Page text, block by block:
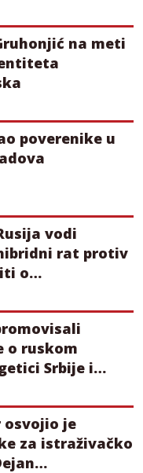
na meti
poverenike u
vodi
rat protiv
o
o ruskom
Srbije i
osvojio je
za istraživačko